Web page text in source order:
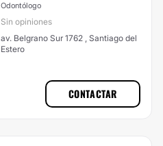
Odontólogo
Sin opiniones
av. Belgrano Sur 1762 , Santiago del
Estero
CONTACTAR